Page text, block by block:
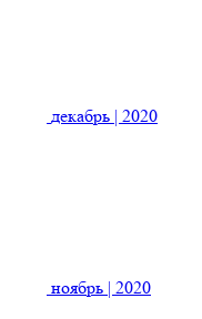
декабрь | 2020
ноябрь | 2020